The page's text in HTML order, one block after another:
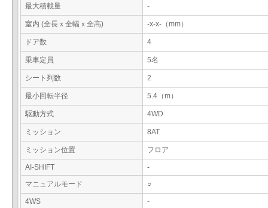
最大積載量 -
室内 (全長ｘ全幅ｘ全高) -x-x-（mm）
ドア数 4
乗車定員 5名
シート列数 2
最小回転半径 5.4（m）
駆動方式 4WD
ミッション 8AT
ミッション位置 フロア
AI-SHIFT
-
マニュアルモード
○
4WS -